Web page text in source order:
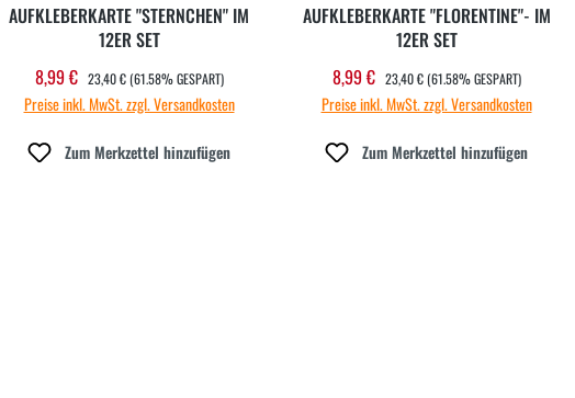
AUFKLEBERKARTE "STERNCHEN" IM
12ER SET
Verkaufspreis:
8,99 € REGULÄRER PREIS:
23,40 € (61.58% GESPART)
Preise inkl. MwSt. zzgl. Versandkosten
Zum Merkzettel hinzufügen
AUFKLEBERKARTE "FLORENTINE"- IM
12ER SET
Verkaufspreis:
8,99 € REGULÄRER PREIS:
23,40 € (61.58% GESPART)
Preise inkl. MwSt. zzgl. Versandkosten
Zum Merkzettel hinzufügen